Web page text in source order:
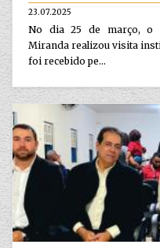
23.07.2025
No dia 25 de março, o
Miranda realizou visita
foi recebido pe...